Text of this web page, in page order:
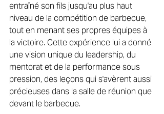
entraîné son fils jusqu'au plus haut
niveau de la compétition de barbecue,
tout en menant ses propres équipes à
la victoire. Cette expérience lui a donné
une vision unique du leadership, du
mentorat et de la performance sous
pression, des leçons qui s'avèrent aussi
précieuses dans la salle de réunion que
devant le barbecue.